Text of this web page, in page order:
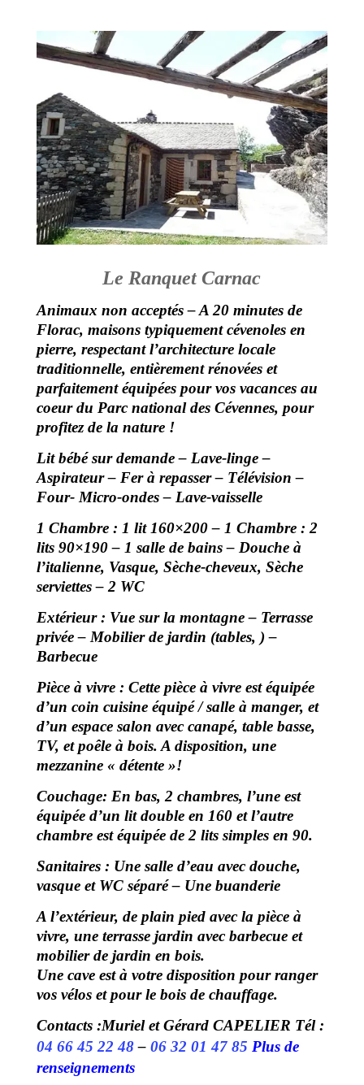
Le Ranquet Carnac
Animaux non acceptés – A 20 minutes de
Florac, maisons typiquement cévenoles en
pierre, respectant l’architecture locale
traditionnelle, entièrement rénovées et
parfaitement équipées pour vos vacances au
coeur du Parc national des Cévennes, pour
profitez de la nature !
Lit bébé sur demande – Lave-linge –
Aspirateur – Fer à repasser – Télévision –
Four- Micro-ondes – Lave-vaisselle
1 Chambre : 1 lit 160×200 – 1 Chambre : 2
lits 90×190 – 1 salle de bains – Douche à
l’italienne, Vasque, Sèche-cheveux, Sèche
serviettes – 2 WC
Extérieur : Vue sur la montagne – Terrasse
privée – Mobilier de jardin (tables, ) –
Barbecue
Pièce à vivre : Cette pièce à vivre est équipée
d’un coin cuisine équipé / salle à manger, et
d’un espace salon avec canapé, table basse,
TV, et poêle à bois. A disposition, une
mezzanine « détente »!
Couchage: En bas, 2 chambres, l’une est
équipée d’un lit double en 160 et l’autre
chambre est équipée de 2 lits simples en 90.
Sanitaires : Une salle d’eau avec douche,
vasque et WC séparé – Une buanderie
A l’extérieur, de plain pied avec la pièce à
vivre, une terrasse jardin avec barbecue et
mobilier de jardin en bois.
Une cave est à votre disposition pour ranger
vos vélos et pour le bois de chauffage.
Contacts :Muriel et Gérard CAPELIER Tél :
04 66 45 22 48– 06 32 01 47 85 Plus de
renseignements